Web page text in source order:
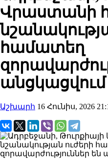
Վրաստանի
համատեղ
անցկացվում
Աշխարհ 16 Հունիս, 2026